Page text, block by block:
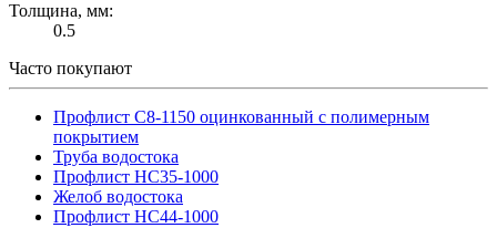
Толщина, мм:
0.5
Часто покупают
Профлист С8-1150 оцинкованный с полимерным
покрытием
Труба водостока
Профлист НС35-1000
Желоб водостока
Профлист НС44-1000